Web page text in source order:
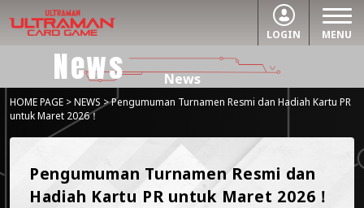
MENU
LOGIN
News News
HOME PAGE>NEWS > Pengumuman Turnamen Resmi dan Hadiah Kartu PR
untuk Maret 2026！
Pengumuman Turnamen Resmi dan
Hadiah Kartu PR untuk Maret 2026！